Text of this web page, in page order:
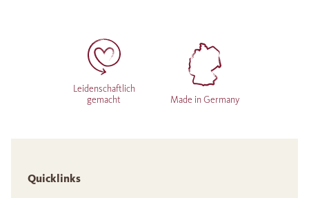
Leidenschaftlich
gemacht
Made in Germany
Quicklinks